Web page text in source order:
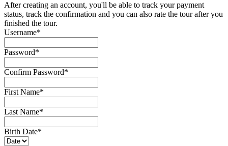
After creating an account, you'll be able to track your payment
status, track the confirmation and you can also rate the tour after you
finished the tour.
Username*
Password*
Confirm Password*
First Name*
Last Name*
Birth Date*